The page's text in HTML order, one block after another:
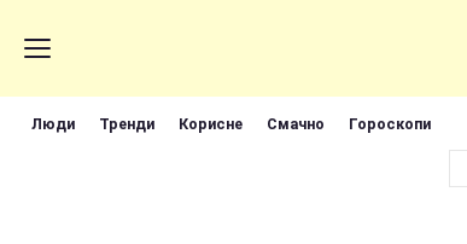
Люди Тренди Корисне Смачно Гороскопи